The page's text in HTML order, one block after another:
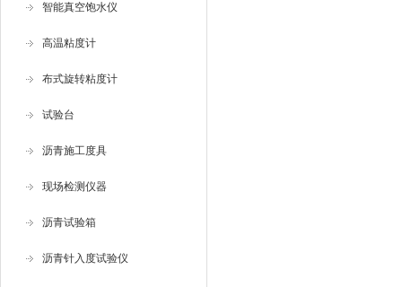
智能真空饱水仪
高温粘度计
布式旋转粘度计
试验台
沥青施工度具
现场检测仪器
沥青试验箱
沥青针入度试验仪